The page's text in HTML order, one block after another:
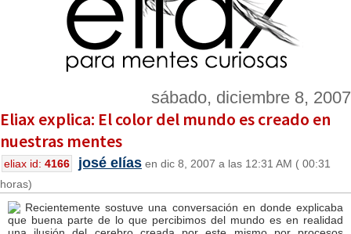
sábado, diciembre 8, 2007
Eliax explica: El color del mundo es creado en
nuestras mentes
eliax id: 4166 josé elías en dic 8, 2007 a las 12:31 AM ( 00:31
horas)
Recientemente sostuve una conversación en donde explicaba
que buena parte de lo que percibimos del mundo es en realidad